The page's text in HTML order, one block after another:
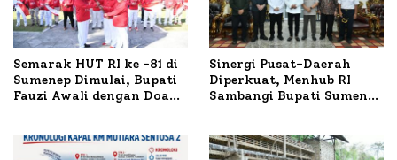
Semarak HUT RI ke -81 di
Sumenep Dimulai, Bupati
Fauzi Awali dengan Doa
Sinergi Pusat-Daerah
Diperkuat, Menhub RI
Sambangi Bupati Sumenep